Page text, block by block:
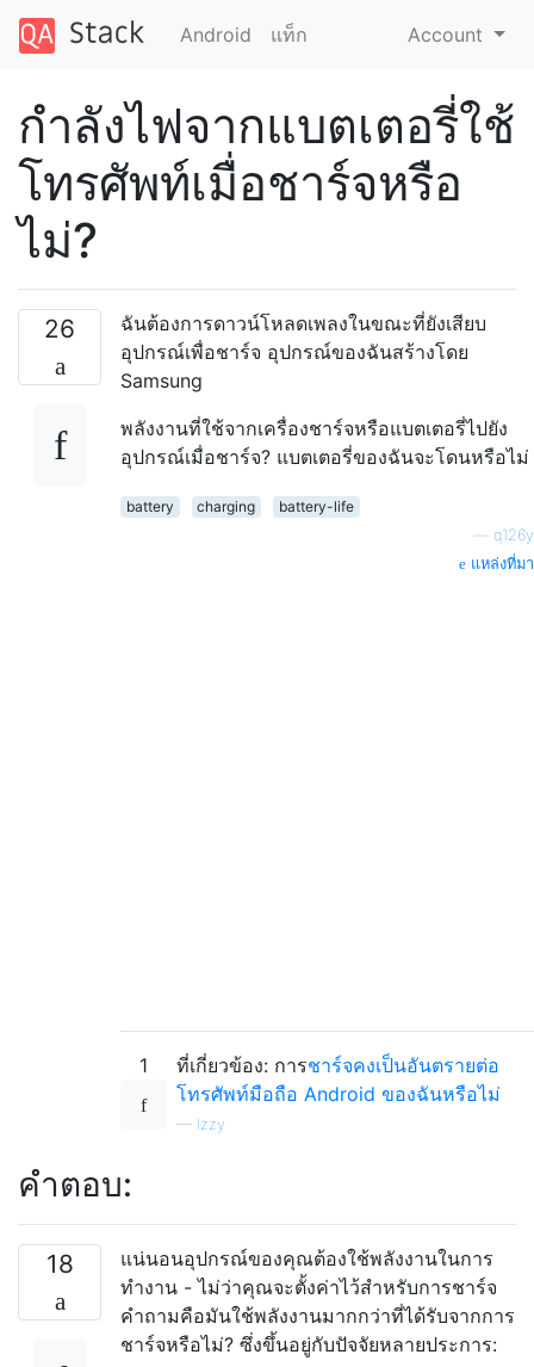
Android แท็ก Account
กำลังไฟจากแบตเตอรี่ใช้
โทรศัพท์เมื่อชาร์จหรือ
ไม่?
26
ฉันต้องการดาวน์โหลดเพลงในขณะที่ยังเสียบ
อุปกรณ์เพื่อชาร์จ อุปกรณ์ของฉันสร้างโดย
Samsung
พลังงานที่ใช้จากเครื่องชาร์จหรือแบตเตอรี่ไปยัง
อุปกรณ์เมื่อชาร์จ? แบตเตอรี่ของฉันจะโดนหรือไม่
battery charging
battery-life
q126y
แหล่งที่มา
1 ที่เกี่ยวข้อง: การชาร์จคงเป็นอันตรายต่อ
โทรศัพท์มือถือ Android ของฉันหรือไม่
— Izzy
คำตอบ:
18
แน่นอนอุปกรณ์ของคุณต้องใช้พลังงานในการ
ทำงาน - ไม่ว่าคุณจะตั้งค่าไว้สำหรับการชาร์จ
คำถามคือมันใช้พลังงานมากกว่าที่ได้รับจากการ
ชาร์จหรือไม่? ซึ่งขึ้นอยู่กับปัจจัยหลายประการ: